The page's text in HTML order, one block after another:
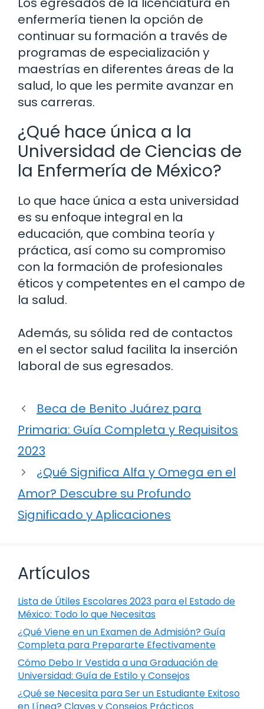
enfermería tienen la opción de
continuar su formación a través de
programas de especialización y
maestrías en diferentes áreas de la
salud, lo que les permite avanzar en
sus carreras.
¿Qué hace única a la
Universidad de Ciencias de
la Enfermería de México?
Lo que hace única a esta universidad
es su enfoque integral en la
educación, que combina teoría y
práctica, así como su compromiso
con la formación de profesionales
éticos y competentes en el campo de
la salud.
Además, su sólida red de contactos
en el sector salud facilita la inserción
laboral de sus egresados.
Beca de Benito Juárez para
Primaria: Guía Completa y Requisitos
2023
¿Qué Significa Alfa y Omega en el
Amor? Descubre su Profundo
Significado y Aplicaciones
Artículos
Lista de Útiles Escolares 2023 para el Estado de
México: Todo lo que Necesitas
¿Qué Viene en un Examen de Admisión? Guía
Completa para Prepararte Efectivamente
Cómo Debo Ir Vestida a una Graduación de
Universidad: Guía de Estilo y Consejos
¿Qué se Necesita para Ser un Estudiante Exitoso